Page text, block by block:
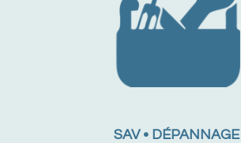
SAV • DÉPANNAGE